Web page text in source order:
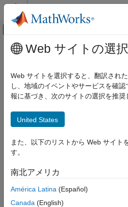
コンテンツへスキップ
オフキャンバス ナ
リソース
ステータス
メインコンテンツ
Web サイトの選択
Web サイトを選択すると、翻訳され
し、地域のイベントやサービスを確
報に基づき、次のサイトの選択を推奨
United States
また、以下のリストから Web サイト
す。
南北アメリカ
América Latina (Español)
Canada (English)